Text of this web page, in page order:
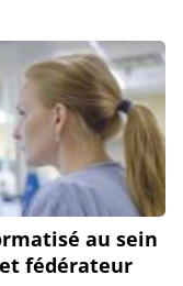
au sein
fédérateur